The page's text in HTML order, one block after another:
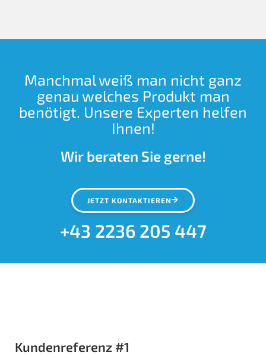
Manchmal weiß man nicht ganz
genau welches Produkt man
benötigt. Unsere Experten helfen
Ihnen!
Wir beraten Sie gerne!
JETZT KONTAKTIEREN
+43 2236 205 447
Kundenreferenz #1